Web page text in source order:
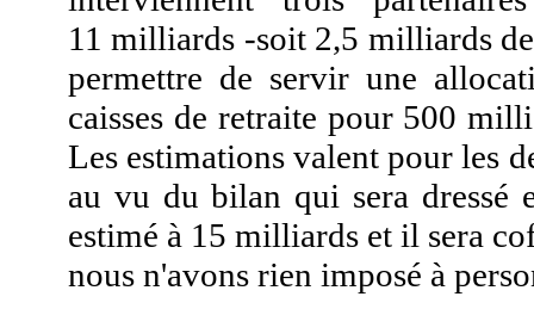
11 milliards -soit 2,5 milliards
permettre de servir une
caisses de retraite pour 500
Les estimations valent pour les
au vu du bilan qui sera dressé
estimé à 15 milliards et il sera
nous n'avons rien imposé à